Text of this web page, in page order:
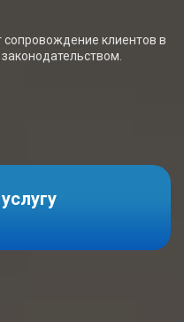
сопровождение клиентов в